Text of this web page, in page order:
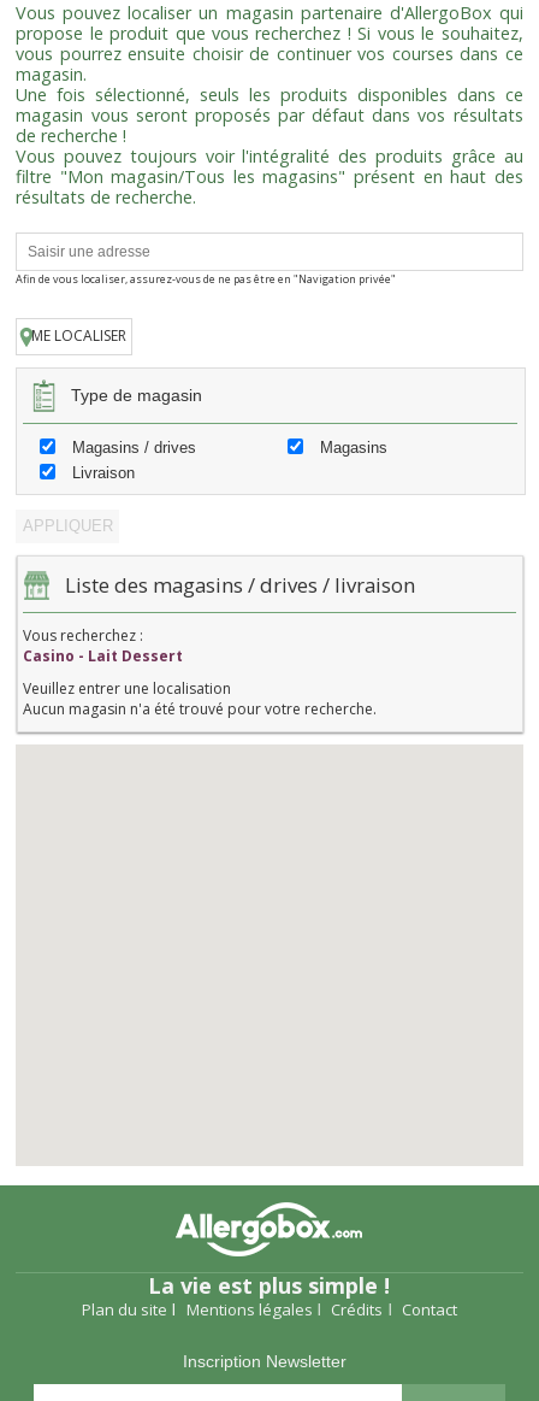
Vous pouvez localiser un magasin partenaire d'AllergoBox qui
propose le produit que vous recherchez ! Si vous le souhaitez,
vous pourrez ensuite choisir de continuer vos courses dans ce
magasin.
Une fois sélectionné, seuls les produits disponibles dans ce
magasin vous seront proposés par défaut dans vos résultats
de recherche !
Vous pouvez toujours voir l'intégralité des produits grâce au
filtre "Mon magasin/Tous les magasins" présent en haut des
résultats de recherche.
Afin de vous localiser, assurez-vous de ne pas être en "Navigation privée"
ME LOCALISER
Type de magasin
Magasins / drives
Magasins
Livraison
Liste des magasins / drives / livraison
Vous recherchez :
Casino - Lait Dessert
Veuillez entrer une localisation
Aucun magasin n'a été trouvé pour votre recherche.
La vie est plus simple !
Plan du site Mentions légales Crédits Contact
Inscription Newsletter